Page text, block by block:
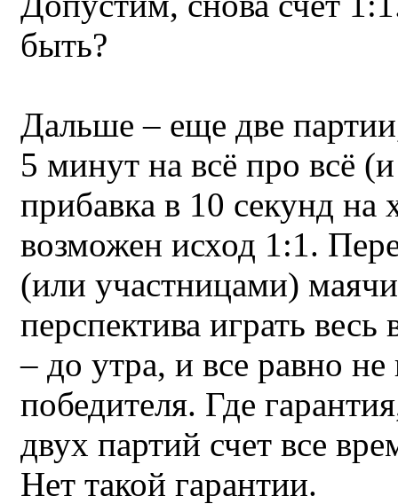
быть?
Дальше – еще две
5 минут на всё про всё
прибавка в 10 секунд на
возможен исход 1:1.
(или участницами)
перспектива играть
– до утра, и все равно не
победителя. Где
двух партий счет все
Нет такой гарантии.